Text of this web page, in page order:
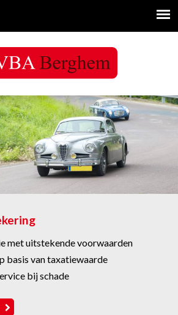
met uitstekende voorwaarden
basis van taxatiewaarde
bij schade